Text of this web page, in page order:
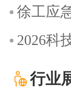
徐工应
2026科
行业